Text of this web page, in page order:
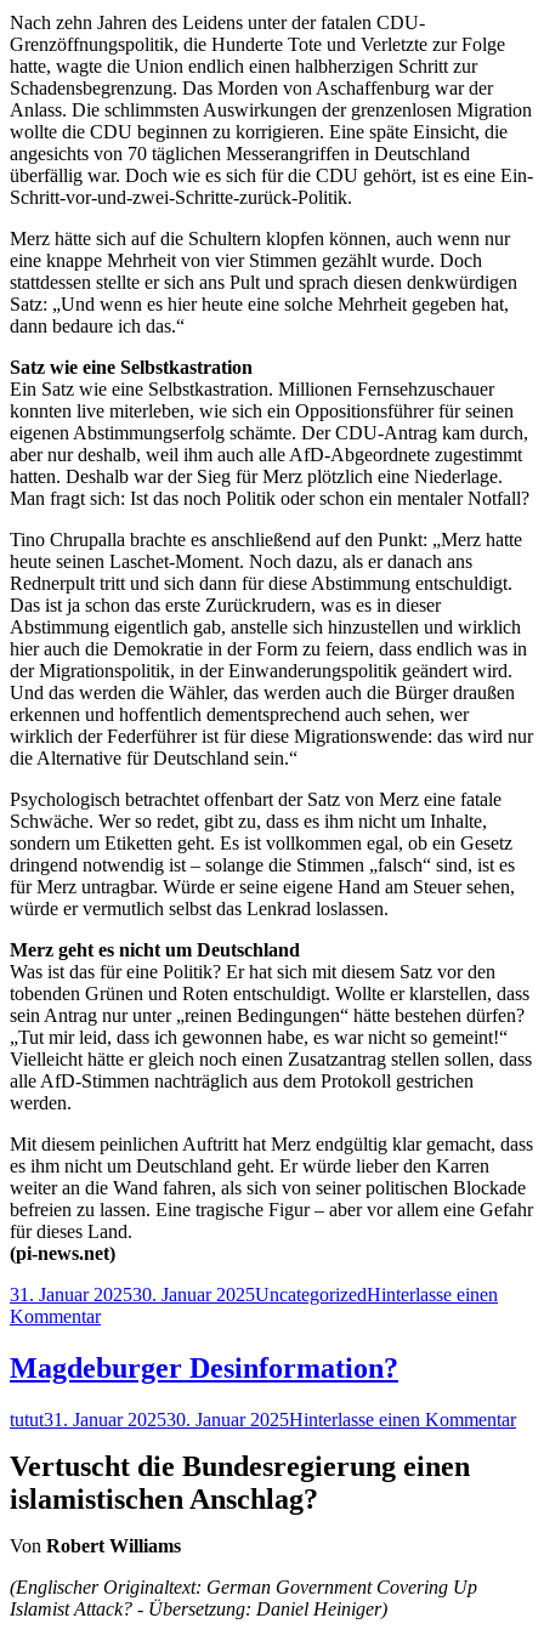
Nach zehn Jahren des Leidens unter der fatalen CDU-
Grenzöffnungspolitik, die Hunderte Tote und Verletzte zur Folge
hatte, wagte die Union endlich einen halbherzigen Schritt zur
Schadensbegrenzung. Das Morden von Aschaffenburg war der
Anlass. Die schlimmsten Auswirkungen der grenzenlosen Migration
wollte die CDU beginnen zu korrigieren. Eine späte Einsicht, die
angesichts von 70 täglichen Messerangriffen in Deutschland
überfällig war. Doch wie es sich für die CDU gehört, ist es eine Ein-
Schritt-vor-und-zwei-Schritte-zurück-Politik.
Merz hätte sich auf die Schultern klopfen können, auch wenn nur
eine knappe Mehrheit von vier Stimmen gezählt wurde. Doch
stattdessen stellte er sich ans Pult und sprach diesen denkwürdigen
Satz: „Und wenn es hier heute eine solche Mehrheit gegeben hat,
dann bedaure ich das.“
Satz wie eine Selbstkastration
Ein Satz wie eine Selbstkastration. Millionen Fernsehzuschauer
konnten live miterleben, wie sich ein Oppositionsführer für seinen
eigenen Abstimmungserfolg schämte. Der CDU-Antrag kam durch,
aber nur deshalb, weil ihm auch alle AfD-Abgeordnete zugestimmt
hatten. Deshalb war der Sieg für Merz plötzlich eine Niederlage.
Man fragt sich: Ist das noch Politik oder schon ein mentaler Notfall?
Tino Chrupalla brachte es anschließend auf den Punkt: „Merz hatte
heute seinen Laschet-Moment. Noch dazu, als er danach ans
Rednerpult tritt und sich dann für diese Abstimmung entschuldigt.
Das ist ja schon das erste Zurückrudern, was es in dieser
Abstimmung eigentlich gab, anstelle sich hinzustellen und wirklich
hier auch die Demokratie in der Form zu feiern, dass endlich was in
der Migrationspolitik, in der Einwanderungspolitik geändert wird.
Und das werden die Wähler, das werden auch die Bürger draußen
erkennen und hoffentlich dementsprechend auch sehen, wer
wirklich der Federführer ist für diese Migrationswende: das wird nur
die Alternative für Deutschland sein.“
Psychologisch betrachtet offenbart der Satz von Merz eine fatale
Schwäche. Wer so redet, gibt zu, dass es ihm nicht um Inhalte,
sondern um Etiketten geht. Es ist vollkommen egal, ob ein Gesetz
dringend notwendig ist – solange die Stimmen „falsch“ sind, ist es
für Merz untragbar. Würde er seine eigene Hand am Steuer sehen,
würde er vermutlich selbst das Lenkrad loslassen.
Merz geht es nicht um Deutschland
Was ist das für eine Politik? Er hat sich mit diesem Satz vor den
tobenden Grünen und Roten entschuldigt. Wollte er klarstellen, dass
sein Antrag nur unter „reinen Bedingungen“ hätte bestehen dürfen?
„Tut mir leid, dass ich gewonnen habe, es war nicht so gemeint!“
Vielleicht hätte er gleich noch einen Zusatzantrag stellen sollen, dass
alle AfD-Stimmen nachträglich aus dem Protokoll gestrichen
werden.
Mit diesem peinlichen Auftritt hat Merz endgültig klar gemacht, dass
es ihm nicht um Deutschland geht. Er würde lieber den Karren
weiter an die Wand fahren, als sich von seiner politischen Blockade
befreien zu lassen. Eine tragische Figur – aber vor allem eine Gefahr
für dieses Land.
(pi-news.net)
Veröffentlicht
am
31. Januar 202530. Januar 2025Kategorien
UncategorizedHinterlasse einen
Kommentarzu
dann
bedauere
das“
Magdeburger Desinformation?
Autor
tututVeröffentlicht
31. Januar 202530. Januar 2025Hinterlasse einen Kommentarzu
Vertuscht die Bundesregierung einen
islamistischen Anschlag?
Von Robert Williams
(Englischer Originaltext: German Government Covering Up
Islamist Attack? - Übersetzung: Daniel Heiniger)